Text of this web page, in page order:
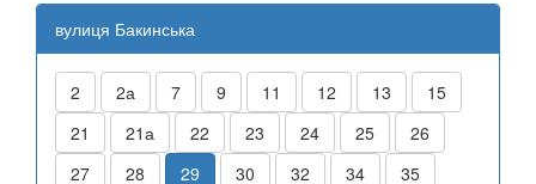
вулиця Бакинська
2 2а 7 9 11 12 13
15
21
21а 22 23 24 25
26
27
28 29 30 32 34 35